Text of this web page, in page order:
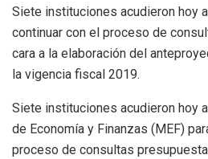
Siete instituciones acudieron hoy
continuar con el proceso de
cara a la elaboración del
la vigencia fiscal 2019.
Siete instituciones acudieron hoy
de Economía y Finanzas (MEF)
proceso de consultas